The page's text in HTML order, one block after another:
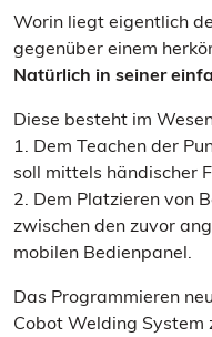
Worin liegt eigentlich
gegenüber einem
Natürlich in seiner
Diese besteht im
1. Dem Teachen der
soll mittels händischer
2. Dem Platzieren von
zwischen den zuvor
mobilen Bedienpanel.
Das Programmieren
Cobot Welding System